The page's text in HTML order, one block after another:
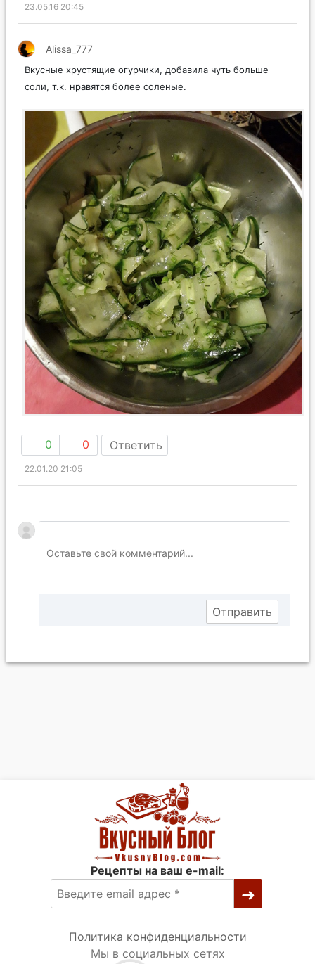
23.05.16 20:45
Alissa_777
Вкусные хрустящие огурчики, добавила чуть больше
соли, т.к. нравятся более соленые.
0 0 Ответить
22.01.20 21:05
Рецепты на ваш e-mail:
Политика конфиденциальности
Мы в социальных сетях